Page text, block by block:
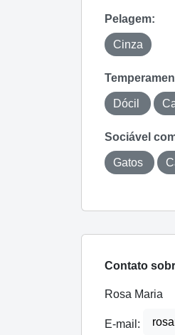
Pelagem:
Cinza
Dócil
Sociável
Gatos
Contato
Rosa Maria
E-mail: